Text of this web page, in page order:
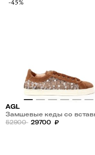
-45%
AGL
Замшевые кеды со
из микросетки с
52900 29700 ₽